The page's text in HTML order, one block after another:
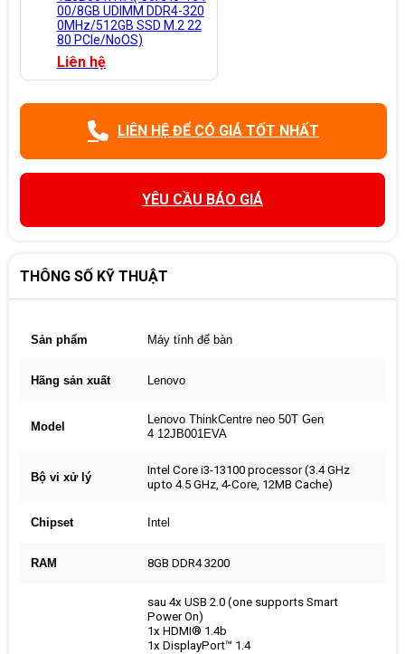
00/8GB UDIMM DDR4-320
0MHz/512GB SSD M.2 22
80 PCIe/NoOS)
Liên hệ
LIÊN HỆ ĐỂ CÓ GIÁ TỐT NHẤT
YÊU CẦU BÁO GIÁ
THÔNG SỐ KỸ THUẬT
Sản phẩm Máy tính để bàn
Hãng sản xuất Lenovo
Model
Lenovo ThinkCentre neo 50T Gen
4 12JB001EVA
Bộ vi xử lý
Intel Core i3-13100 processor (3.4 GHz
upto 4.5 GHz, 4-Core, 12MB Cache)
Chipset Intel
RAM 8GB DDR4 3200
sau 4x USB 2.0 (one supports Smart
Power On)
1x HDMI® 1.4b
1x DisplayPort™ 1.4